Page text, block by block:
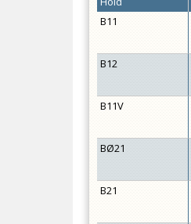
B11
B12
B11V
BØ21
B21